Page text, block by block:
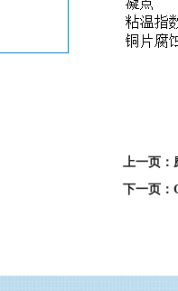
上一页：
下一页：